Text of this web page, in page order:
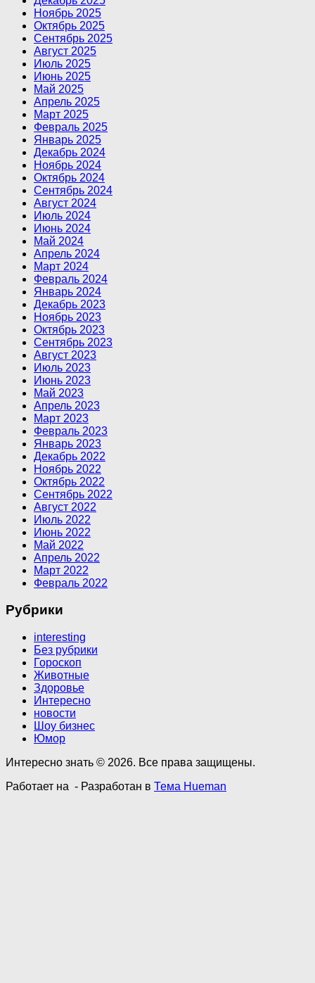
Ноябрь 2025
Октябрь 2025
Сентябрь 2025
Август 2025
Июль 2025
Июнь 2025
Май 2025
Апрель 2025
Март 2025
Февраль 2025
Январь 2025
Декабрь 2024
Ноябрь 2024
Октябрь 2024
Сентябрь 2024
Август 2024
Июль 2024
Июнь 2024
Май 2024
Апрель 2024
Март 2024
Февраль 2024
Январь 2024
Декабрь 2023
Ноябрь 2023
Октябрь 2023
Сентябрь 2023
Август 2023
Июль 2023
Июнь 2023
Май 2023
Апрель 2023
Март 2023
Февраль 2023
Январь 2023
Декабрь 2022
Ноябрь 2022
Октябрь 2022
Сентябрь 2022
Август 2022
Июль 2022
Июнь 2022
Май 2022
Апрель 2022
Март 2022
Февраль 2022
Рубрики
interesting
Без рубрики
Гороскоп
Животные
Здоровье
Интересно
новости
Шоу бизнес
Юмор
Интересно знать © 2026. Все права защищены.
Работает на - Разработан в Тема Hueman